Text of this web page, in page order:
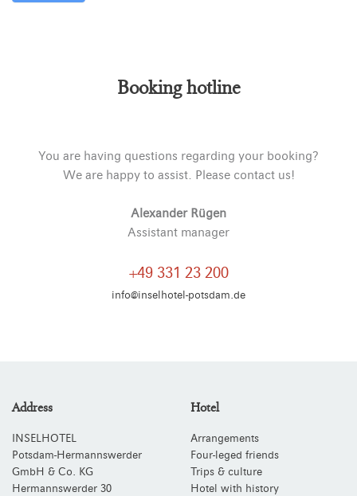
Booking hotline
You are having questions regarding your booking?
We are happy to assist. Please contact us!
Alexander Rügen
Assistant manager
+49 331 23 200
info@inselhotel-potsdam.de
Address
INSELHOTEL
Potsdam-Hermannswerder
GmbH & Co. KG
Hermannswerder 30
Hotel
Arrangements
Four-leged friends
Trips & culture
Hotel with history